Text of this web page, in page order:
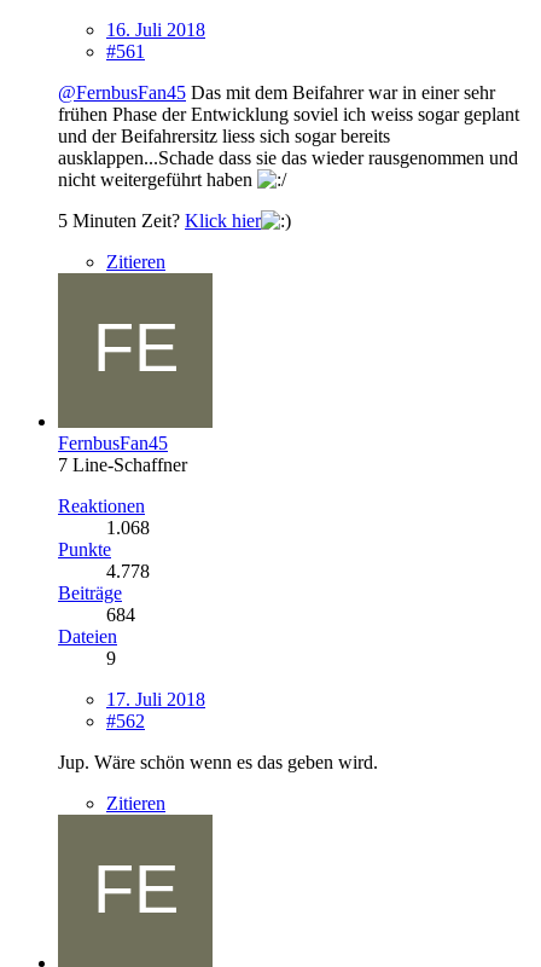
16. Juli 2018
#561
@FernbusFan45 Das mit dem Beifahrer war in einer sehr
frühen Phase der Entwicklung soviel ich weiss sogar geplant
und der Beifahrersitz liess sich sogar bereits
ausklappen...Schade dass sie das wieder rausgenommen und
nicht weitergeführt haben
5 Minuten Zeit? Klick hier
Zitieren
FernbusFan45
7 Line-Schaffner
Reaktionen
1.068
Punkte
4.778
Beiträge
684
Dateien
9
17. Juli 2018
#562
Jup. Wäre schön wenn es das geben wird.
Zitieren